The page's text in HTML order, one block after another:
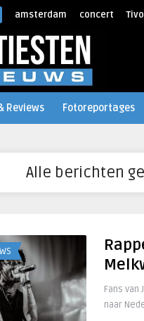
amsterdam concert
Reviews Fotoreportages
Alle berichten
Fans
naar